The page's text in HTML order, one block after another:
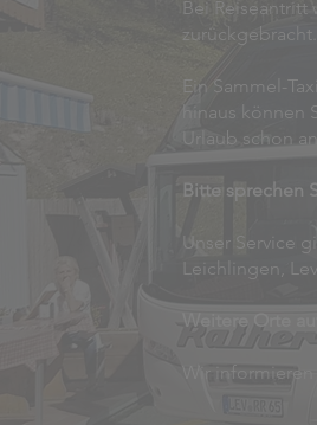
Bei
zurückgebracht.
Ein Sammel-
hinaus können
Urlaub schon
Bitte sprechen
Unser Service
Leichlingen,
Weitere Orte
Wir